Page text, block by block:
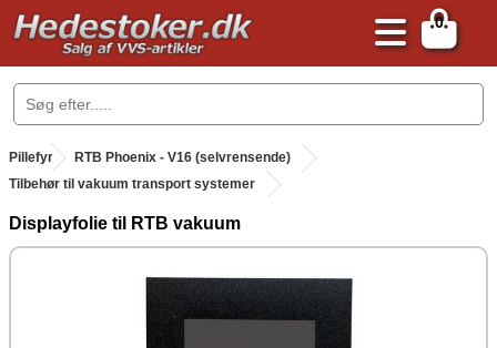
0
.
Pillefyr .
RTB Phoenix - V16 (selvrensende)
Tilbehør til vakuum transport systemer
Displayfolie til RTB vakuum